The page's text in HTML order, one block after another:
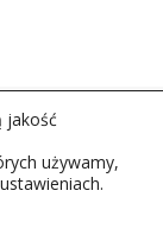
likwidacj.
jakość
używamy,